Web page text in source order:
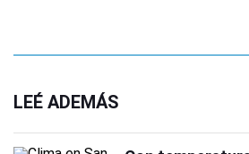
LEÉ ADEMÁS